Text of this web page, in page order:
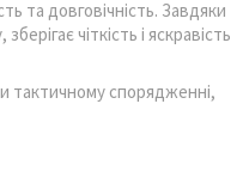
та довговічність. Завдяки
чіткість і яскравість
тактичному спорядженні,